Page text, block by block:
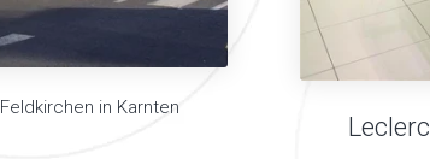
Feldkirchen in Karnten
Leclerc